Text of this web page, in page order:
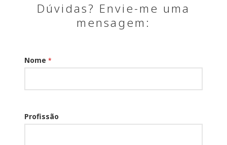
Dúvidas? Envie-me uma
mensagem:
Nome *
Profissão